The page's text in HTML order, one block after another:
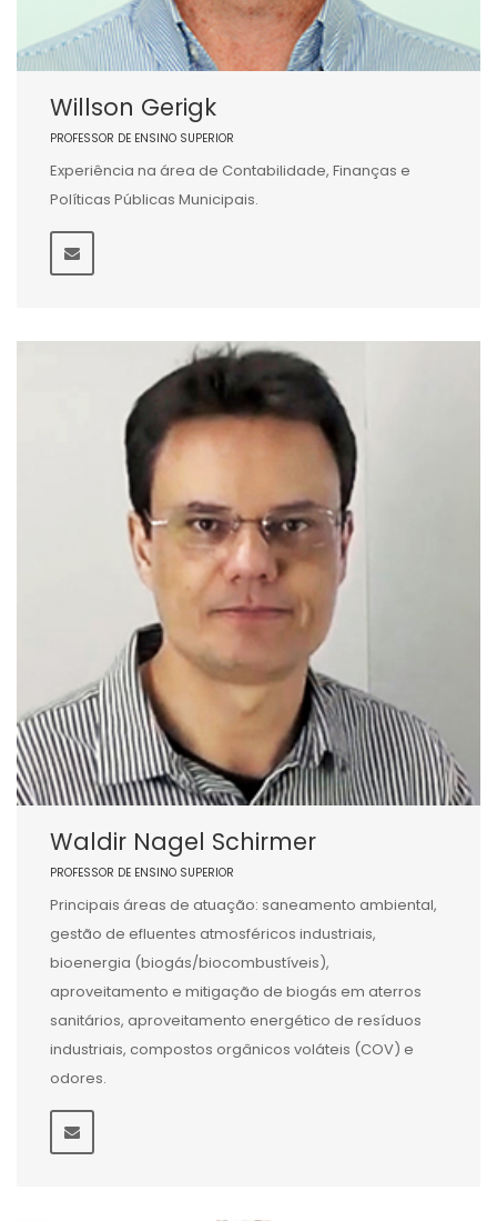
Willson Gerigk
PROFESSOR DE ENSINO SUPERIOR
Experiência na área de Contabilidade, Finanças e
Políticas Públicas Municipais.
Waldir Nagel Schirmer
PROFESSOR DE ENSINO SUPERIOR
Principais áreas de atuação: saneamento ambiental,
gestão de efluentes atmosféricos industriais,
bioenergia (biogás/biocombustíveis),
aproveitamento e mitigação de biogás em aterros
sanitários, aproveitamento energético de resíduos
industriais, compostos orgânicos voláteis (COV) e
odores.